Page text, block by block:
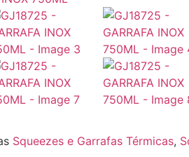
Squeezes e Garrafas Térmicas,